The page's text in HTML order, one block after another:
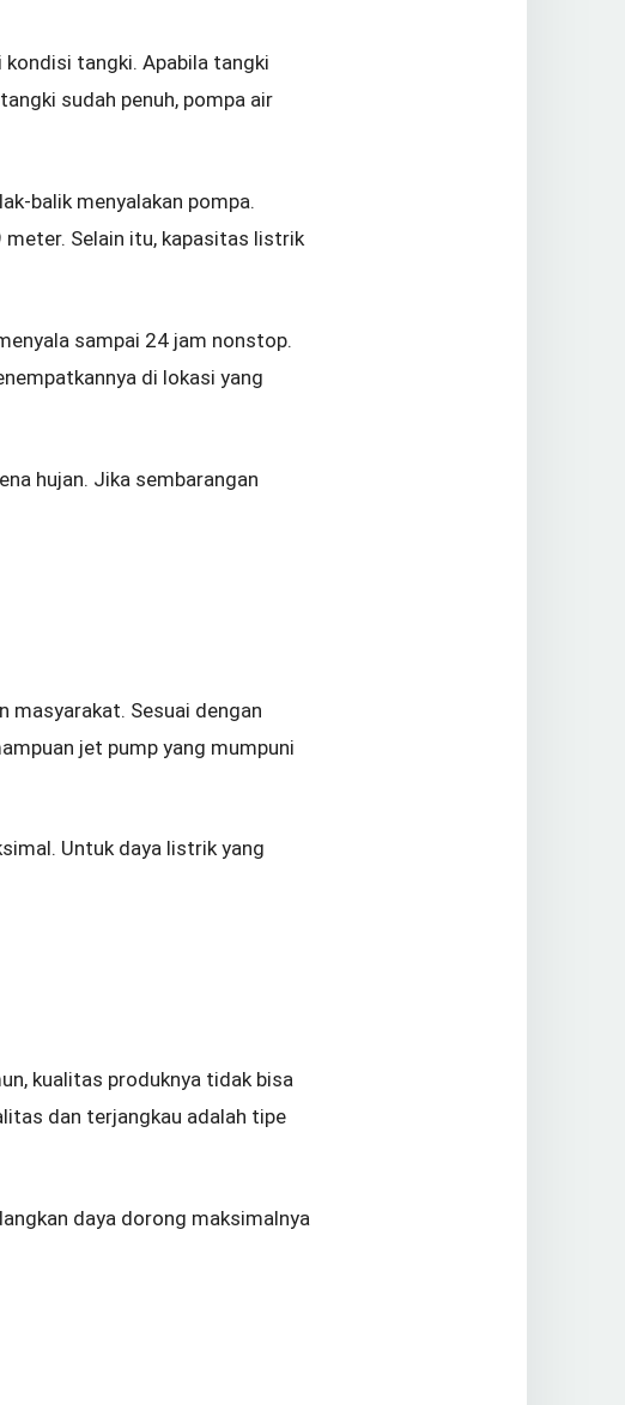
tangki. Apabila tangki
sudah penuh, pompa air
balik menyalakan pompa.
Selain itu, kapasitas listrik
sampai 24 jam nonstop.
di lokasi yang
hujan. Jika sembarangan
masyarakat. Sesuai dengan
jet pump yang mumpuni
Untuk daya listrik yang
kualitas produknya tidak bisa
dan terjangkau adalah tipe
daya dorong maksimalnya